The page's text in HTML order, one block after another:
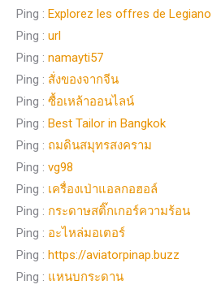
Ping : Explorez les offres de Legiano
Ping : url
Ping : namayti57
Ping : สั่งของจากจีน
Ping : ซื้อเหล้าออนไลน์
Ping : Best Tailor in Bangkok
Ping : ถมดินสมุทรสงคราม
Ping : vg98
Ping : เครื่องเป่าแอลกอฮอล์
Ping : กระดาษสติ๊กเกอร์ความร้อน
Ping : อะไหล่มอเตอร์
Ping : https://aviatorpinap.buzz
Ping : แหนบกระดาน